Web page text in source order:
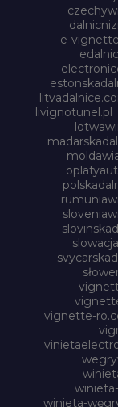
e-
livignotunel.pl
vignette-
winieta-